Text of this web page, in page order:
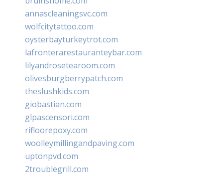
annascleaningsvc.com
wolfcitytattoo.com
oysterbayturkeytrot.com
lafronterarestauranteybar.com
lilyandrosetearoom.com
olivesburgberrypatch.com
theslushkids.com
giobastian.com
glpascensori.com
rifloorepoxy.com
woolleymillingandpaving.com
uptonpvd.com
2troublegrill.com